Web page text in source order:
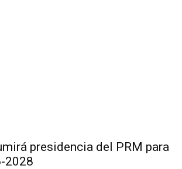
presidencia del PRM para
2028